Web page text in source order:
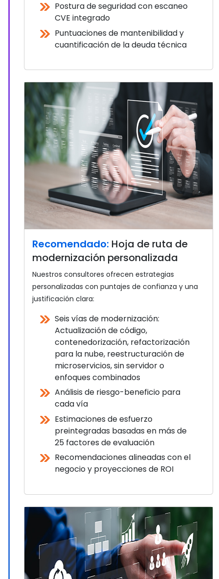
Postura de seguridad con escaneo
CVE integrado
Puntuaciones de mantenibilidad y
cuantificación de la deuda técnica
Recomendado: Hoja de ruta de
modernización personalizada
Nuestros consultores ofrecen estrategias
personalizadas con puntajes de confianza y una
justificación clara:
Seis vías de modernización:
Actualización de código,
contenedorización, refactorización
para la nube, reestructuración de
microservicios, sin servidor o
enfoques combinados
Análisis de riesgo-beneficio para
cada vía
Estimaciones de esfuerzo
preintegradas basadas en más de
25 factores de evaluación
Recomendaciones alineadas con el
negocio y proyecciones de ROI